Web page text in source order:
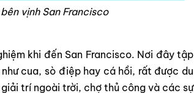
vịnh San Francisco
khi đến San Francisco. Nơi đây tập
cua, sò điệp hay cá hồi, rất được du
trí ngoài trời, chợ thủ công và các sự